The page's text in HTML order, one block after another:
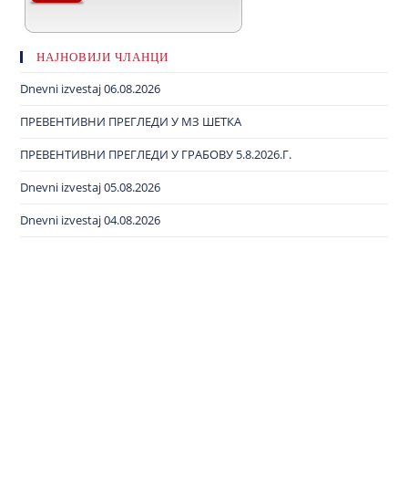
НАЈНОВИЈИ ЧЛАНЦИ
Dnevni izvestaj 06.08.2026
ПРЕВЕНТИВНИ ПРЕГЛЕДИ У МЗ ШЕТКА
ПРЕВЕНТИВНИ ПРЕГЛЕДИ У ГРАБОВУ 5.8.2026.Г.
Dnevni izvestaj 05.08.2026
Dnevni izvestaj 04.08.2026